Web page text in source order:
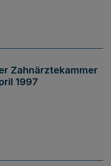
Zahnärztekammer
1997